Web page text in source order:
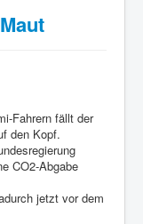
Fahrern fällt der
den Kopf.
CO2-Abgabe
jetzt vor dem